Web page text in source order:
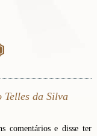
dia do livro)
da Silva
comentários e disse ter